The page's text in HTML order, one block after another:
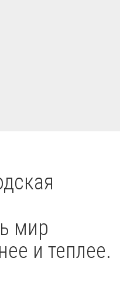
мир
и теплее.